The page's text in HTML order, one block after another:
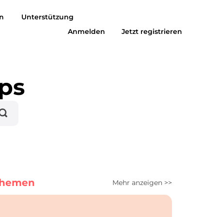
Unterstützung
Anmelden
Jetzt registrieren
Mehr anzeigen >>